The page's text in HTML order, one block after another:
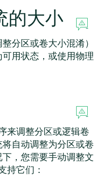
的大小
分区或卷大小混淆）
用状态，或使用物理
来调整分区或逻辑卷
自动调整为分区或卷
，您需要手动调整文
持它们：